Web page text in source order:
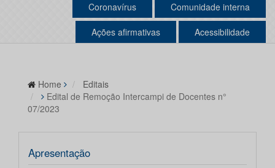
Coronavírus Comunidade interna
Ações afirmativas Acessibilidade
Home
Editais
Edital de Remoção Intercampi de Docentes n°
07/2023
Apresentação